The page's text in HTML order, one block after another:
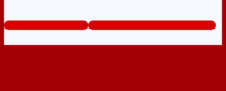
www.baogiacuathep.com Tổng đài tư vấn miễn phí: 0824.400.400